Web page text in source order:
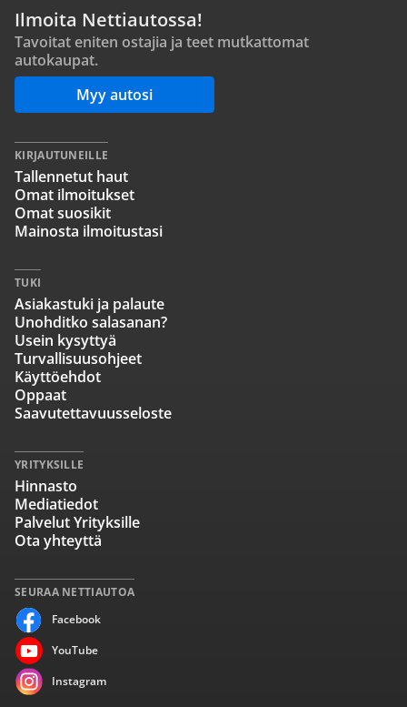
Ilmoita Nettiautossa!
Tavoitat eniten ostajia ja teet mutkattomat
autokaupat.
Myy autosi
SEURAA NETTIAUTOA
Facebook
YouTube
Instagram
KIRJAUTUNEILLE
Tallennetut haut
Omat ilmoitukset
Omat suosikit
Mainosta ilmoitustasi
TUKI
Asiakastuki ja palaute
Unohditko salasanan?
Usein kysyttyä
Turvallisuusohjeet
Käyttöehdot
Oppaat
Saavutettavuusseloste
YRITYKSILLE
Hinnasto
Mediatiedot
Palvelut Yrityksille
Ota yhteyttä